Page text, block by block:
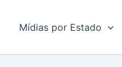
Mídias por Estado